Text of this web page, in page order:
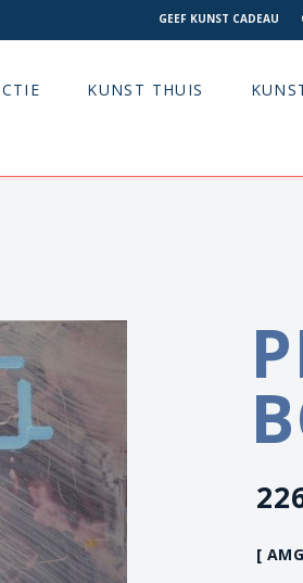
GEEF KUNST CADEAU
KUNST THUIS
[